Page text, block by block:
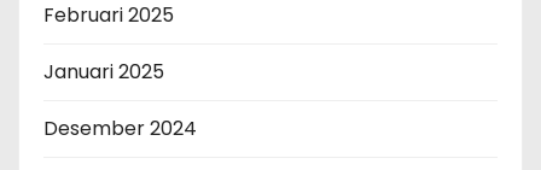
Februari 2025
Januari 2025
Desember 2024